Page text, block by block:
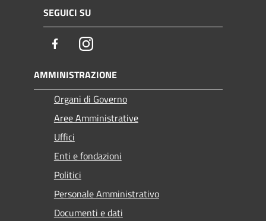
SEGUICI SU
FacebookInstagram
AMMINISTRAZIONE
Organi di Governo
Aree Amministrative
Uffici
Enti e fondazioni
Politici
Personale Amministrativo
Documenti e dati